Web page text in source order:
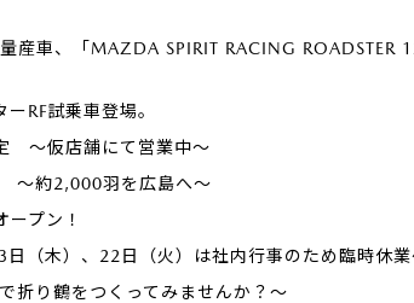
産車、「MAZDA SPIRIT RACING ROADSTER
RF試乗車登場。
～仮店舗にて営業中～
～約2,000羽を広島へ～
プン！
（木）、22日（火）は社内行事のため臨時休業
折り鶴をつくってみませんか？～